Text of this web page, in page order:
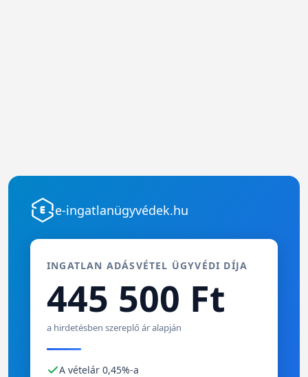
e-ingatlanügyvédek.hu
INGATLAN ADÁSVÉTEL ÜGYVÉDI DÍJA
445 500 Ft
a hirdetésben szereplő ár alapján
A vételár 0,45%-a